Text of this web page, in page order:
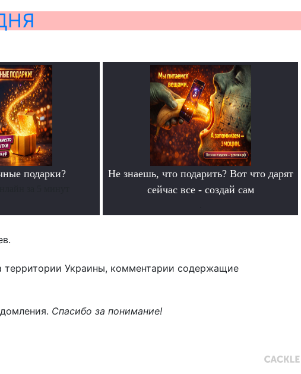
подарки?
Не знаешь, что подарить? Вот что дарят
сейчас все - создай сам
Украины, комментарии содержащие
Спасибо за понимание!